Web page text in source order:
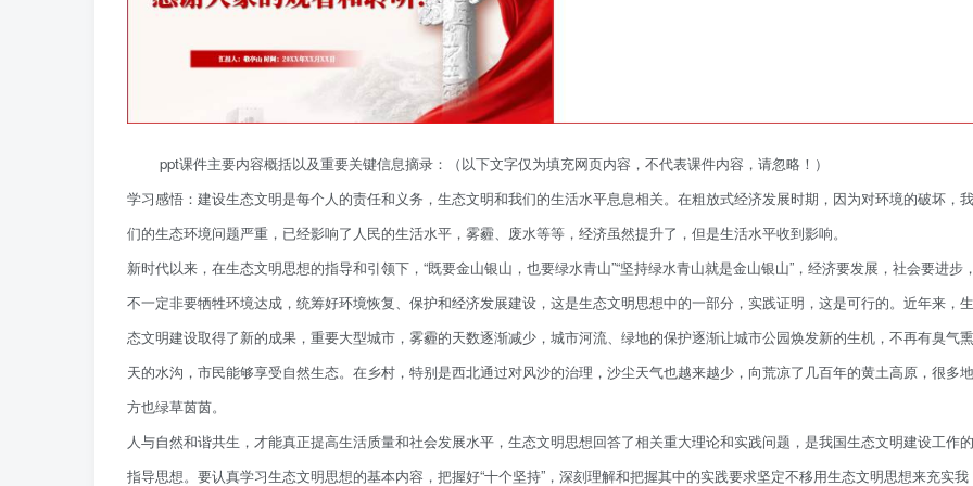
ppt课件主要内容概括以及重要关键信息摘录：（以下文字仅为填充网页内容，不代表课件内容，请忽略！）
学习感悟：建设生态文明是每个人的责任和义务，生态文明和我们的生活水平息息相关。在粗放式经济发展时期，因为对环境的破坏，我
们的生态环境问题严重，已经影响了人民的生活水平，雾霾、废水等等，经济虽然提升了，但是生活水平收到影响。
新时代以来，在生态文明思想的指导和引领下，“既要金山银山，也要绿水青山”“坚持绿水青山就是金山银山”，经济要发展，社会要进步，
不一定非要牺牲环境达成，统筹好环境恢复、保护和经济发展建设，这是生态文明思想中的一部分，实践证明，这是可行的。近年来，生
态文明建设取得了新的成果，重要大型城市，雾霾的天数逐渐减少，城市河流、绿地的保护逐渐让城市公园焕发新的生机，不再有臭气熏
天的水沟，市民能够享受自然生态。在乡村，特别是西北通过对风沙的治理，沙尘天气也越来越少，向荒凉了几百年的黄土高原，很多地
方也绿草茵茵。
人与自然和谐共生，才能真正提高生活质量和社会发展水平，生态文明思想回答了相关重大理论和实践问题，是我国生态文明建设工作的
指导思想。要认真学习生态文明思想的基本内容，把握好“十个坚持”，深刻理解和把握其中的实践要求坚定不移用生态文明思想来充实我